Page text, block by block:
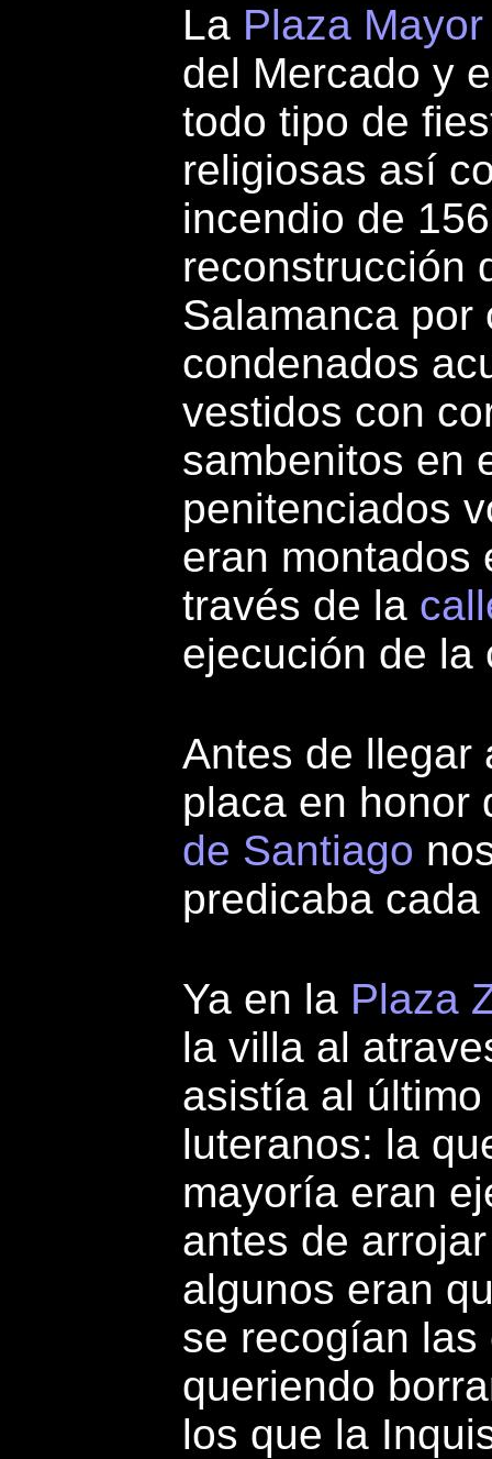
La Plaza Mayor
del Mercado y
todo tipo de
religiosas así
incendio de
reconstrucción
Salamanca
condenados
vestidos con
sambenitos en
penitenciados
eran montados
través de la
ejecución de la
Antes de llegar
placa en honor
de Santiago
predicaba
Ya en la Plaza
la villa al
asistía al
luteranos: la
mayoría eran
antes de
algunos eran
se recogían
queriendo
los que la